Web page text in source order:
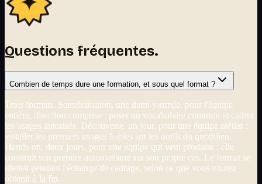
Questions fréquentes.
Combien de temps dure une formation, et sous quel format ?
Trois formats. Sensibilisation, une demi-journée, pour l'équipe
entière, direction comprise : poser un vocabulaire commun et cadrer
les usages autorisés. Découverte, un jour, pour une équipe métier :
installer les premiers usages fiables sur les outils du quotidien.
Hands-on, deux jours, pour une équipe qui veut produire : elle
construit son premier automatisme sur son propre cas. Le format se
choisit pendant l'échange de cadrage, selon ce que vous voulez
obtenir à la fin.